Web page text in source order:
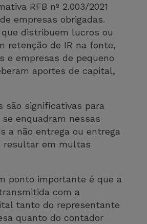
RFB nº 2.003/2021
empresas obrigadas.
distribuem lucros ou
retenção de IR na fonte,
e empresas de pequeno
aportes de capital,
são significativas para
enquadram nessas
a não entrega ou entrega
resultar em multas
ponto importante é que a
com a
tanto do representante
quanto do contador